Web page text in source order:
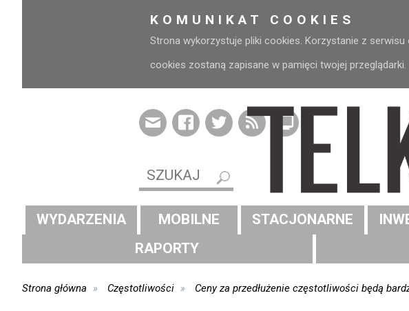
KOMUNIKAT COOKIES
Strona wykorzystuje pliki cookies. Korzystanie z
cookies zostaną zapisane w pamięci twojej przeglądarki.
WYDARZENIA MOBILNE STACJONARNE
RAPORTY
Strona główna Częstotliwości Ceny za przedłużenie częstotliwości będą